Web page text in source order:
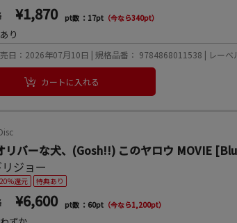
¥1,870 pt数 ：17pt （今なら340pt）
り
日：2026年07月10日 | 規格品番： 9784868011538 | レーベ
カートに入れる
リバーな犬、(Gosh!!) このヤロウ MOVIE
ジョー
還元 特典あり
¥6,600 pt数 ：60pt （今なら1,200pt）